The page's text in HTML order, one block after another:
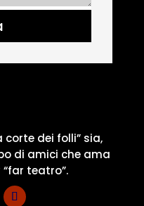
corte dei folli” sia,
di amici che ama
teatro”.